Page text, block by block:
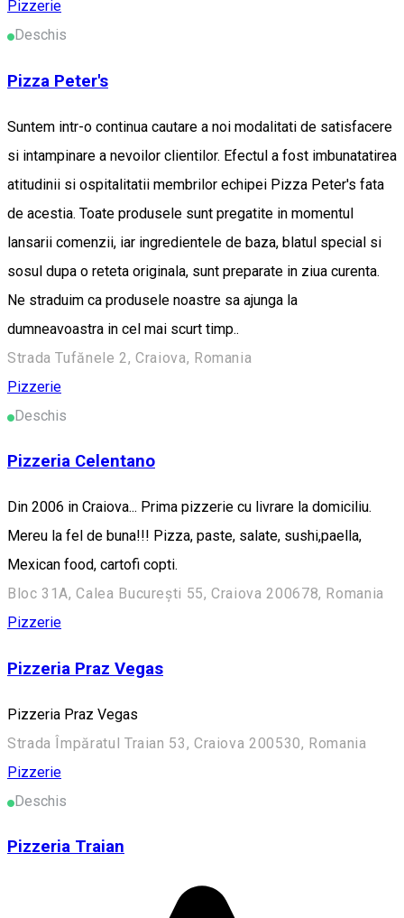
Pizzerie
Deschis
Pizza Peter's
Suntem intr-o continua cautare a noi modalitati de satisfacere
si intampinare a nevoilor clientilor. Efectul a fost imbunatatirea
atitudinii si ospitalitatii membrilor echipei Pizza Peter's fata
de acestia. Toate produsele sunt pregatite in momentul
lansarii comenzii, iar ingredientele de baza, blatul special si
sosul dupa o reteta originala, sunt preparate in ziua curenta.
Ne straduim ca produsele noastre sa ajunga la
dumneavoastra in cel mai scurt timp..
Strada Tufănele 2, Craiova, Romania
Pizzerie
Deschis
Pizzeria Celentano
Din 2006 in Craiova... Prima pizzerie cu livrare la domiciliu.
Mereu la fel de buna!!! Pizza, paste, salate, sushi,paella,
Mexican food, cartofi copti.
Bloc 31A, Calea București 55, Craiova 200678, Romania
Pizzerie
Pizzeria Praz Vegas
Pizzeria Praz Vegas
Strada Împăratul Traian 53, Craiova 200530, Romania
Pizzerie
Deschis
Pizzeria Traian